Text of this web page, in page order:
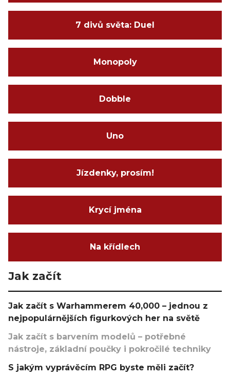
7 divů světa: Duel
Monopoly
Dobble
Uno
Jízdenky, prosím!
Krycí jména
Na křídlech
Jak začít
Jak začít s Warhammerem 40,000 – jednou z
nejpopulárnějších figurkových her na světě
Jak začít s barvením modelů – potřebné
nástroje, základní poučky i pokročilé techniky
S jakým vyprávěcím RPG byste měli začít?